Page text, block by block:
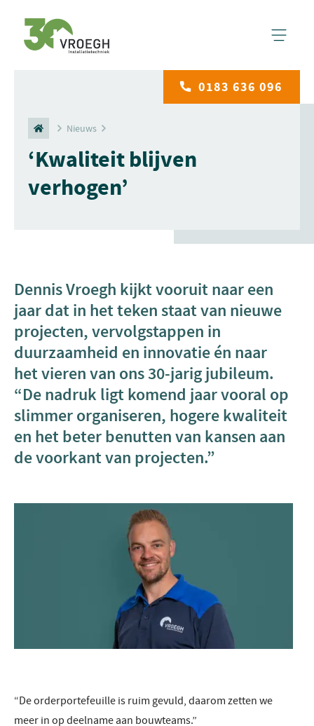
0183 636 096
Nieuws
‘Kwaliteit blijven
verhogen’
Dennis Vroegh kijkt vooruit naar een
jaar dat in het teken staat van nieuwe
projecten, vervolgstappen in
duurzaamheid en innovatie én naar
het vieren van ons 30-jarig jubileum.
“De nadruk ligt komend jaar vooral op
slimmer organiseren, hogere kwaliteit
en het beter benutten van kansen aan
de voorkant van projecten.”
“De orderportefeuille is ruim gevuld, daarom zetten we
meer in op deelname aan bouwteams.”